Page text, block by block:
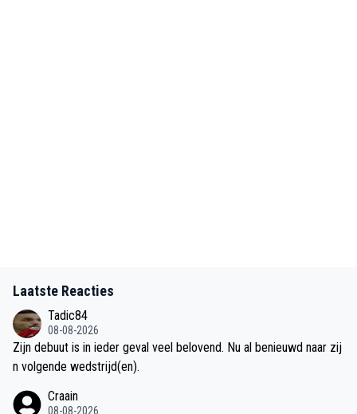
Laatste Reacties
Tadic84
08-08-2026
Zijn debuut is in ieder geval veel belovend. Nu al benieuwd naar zij
n volgende wedstrijd(en).
Craain
08-08-2026